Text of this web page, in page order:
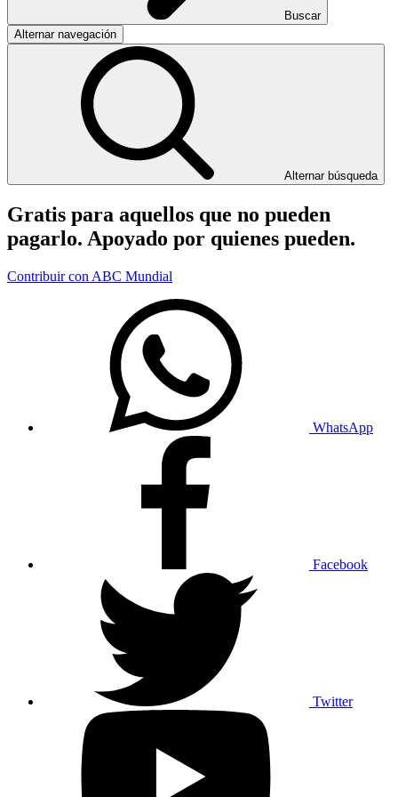
Buscar
Alternar navegación
Alternar búsqueda
Gratis para aquellos que no pueden
pagarlo. Apoyado por quienes pueden.
Contribuir con ABC Mundial
WhatsApp
Facebook
Twitter